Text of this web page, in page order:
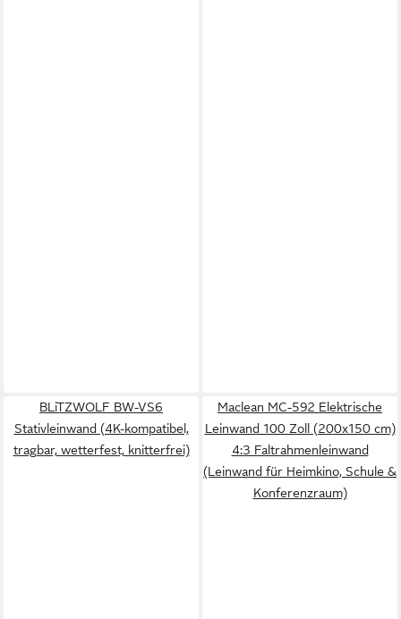
BLiTZWOLF BW-VS6
Stativleinwand (4K-kompatibel,
tragbar, wetterfest, knitterfrei)
Maclean MC-592 Elektrische
Leinwand 100 Zoll (200x150 cm)
4:3 Faltrahmenleinwand
(Leinwand für Heimkino, Schule &
Konferenzraum)